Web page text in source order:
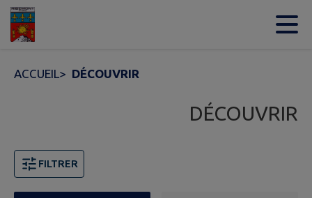
Contenu
ACCUEIL> DÉCOUVRIR
DÉCOUVRIR
FILTRER